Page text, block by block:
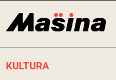
KULTURA